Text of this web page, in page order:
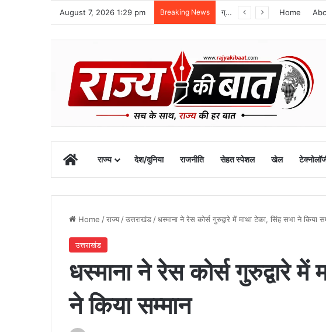
August 7, 2026 1:29 pm Breaking News 10 अगस्त तक उत्तराखंड में भारी बारिश का अलर्ट, रुद्रप्रयाग में स्कूल बंद Home
Homeराज्य देश/दुनिया राजनीति सेहत स्पेशल खेल
Home /राज्य /उत्तराखंड /धस्माना ने रेस कोर्स गुरुद्वारे में माथा टेका, सिंह सभा ने किया
उत्तराखंड
धस्माना ने रेस कोर्स गुरुद्वारे में
ने किया सम्मान